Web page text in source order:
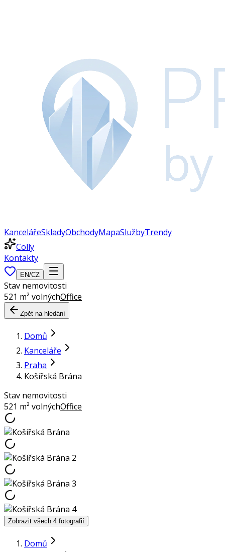
KancelářeSkladyObchodyMapaSlužbyTrendy
Colly
Kontakty
EN/CZ
Stav nemovitosti
521 m² volnýchOffice
Zpět na hledání
Domů
Kanceláře
Praha
Košířská Brána
Stav nemovitosti
521 m² volnýchOffice
Zobrazit všech 4 fotografií
Domů